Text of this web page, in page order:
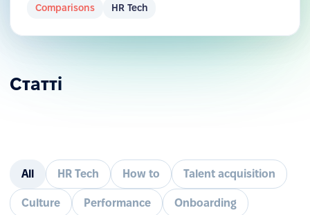
Comparisons HR Tech
Статті
All HR Tech How to Talent acquisition
Culture Performance Onboarding